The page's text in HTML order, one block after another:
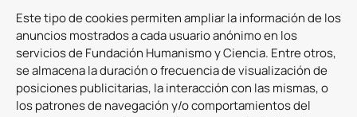
Este tipo de cookies permiten ampliar la información de los
anuncios mostrados a cada usuario anónimo en los
servicios de Fundación Humanismo y Ciencia. Entre otros,
se almacena la duración o frecuencia de visualización de
posiciones publicitarias, la interacción con las mismas, o
los patrones de navegación y/o comportamientos del